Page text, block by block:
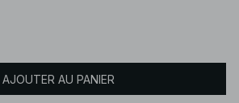
AJOUTER AU PANIER